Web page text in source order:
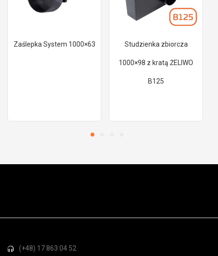
Zaślepka System 1000×63 Studzienka zbiorcza
1000×98 z kratą ŻELIWO
B125
(+48) 17 863 04 52